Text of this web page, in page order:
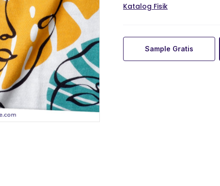
Katalog Fisik
Sample Gratis